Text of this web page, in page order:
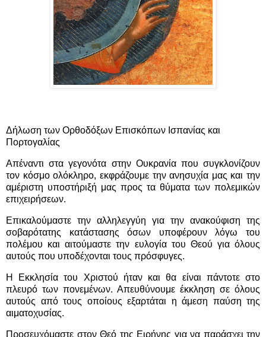
Δήλωση των Ορθοδόξων Επισκόπων Ισπανίας και
Πορτογαλίας
Απέναντι στα γεγονότα στην Ουκρανία που συγκλονίζουν
τον κόσμο ολόκληρο, εκφράζουμε την ανησυχία μας και την
αμέριστη υποστήριξή μας προς τα θύματα των πολεμικών
επιχειρήσεων.
Επικαλούμαστε την αλληλεγγύη για την ανακούφιση της
σοβαρότατης κατάστασης όσων υποφέρουν λόγω του
πολέμου και αιτούμαστε την ευλογία του Θεού για όλους
αυτούς που υποδέχονται τους πρόσφυγες.
Η Εκκλησία του Χριστού ήταν και θα είναι πάντοτε στο
πλευρό των πονεμένων. Απευθύνουμε έκκληση σε όλους
αυτούς από τους οποίους εξαρτάται η άμεση παύση της
αιματοχυσίας.
Προσευχόμαστε στον Θεό της Ειρήνης για να παράσχει την